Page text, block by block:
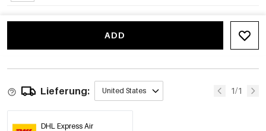
ADD
Lieferung: United States 1/1
DHL Express Air